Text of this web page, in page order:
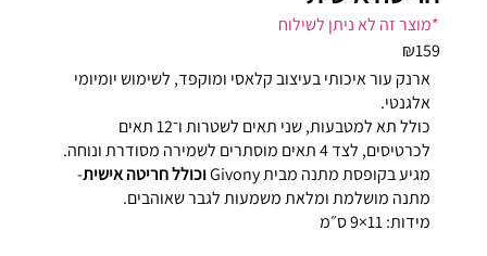
*מוצר זה לא ניתן לשילוח
₪159
ארנק עור איכותי בעיצוב קלאסי ומוקפד, לשימוש יומיומי
אלגנטי.
כולל תא למטבעות, שני תאים לשטרות ו־12 תאים
לכרטיסים, לצד 4 תאים מוסתרים לשמירה מסודרת ונוחה.
מגיע בקופסת מתנה מבית Givony
וכולל חריטה אישית-
מתנה מושלמת ומלאת משמעות לגבר שאוהבים.
מידות: 11×9 ס״מ